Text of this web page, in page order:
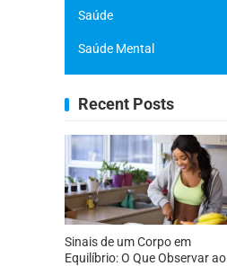
Saúde
Saúde Mental
Recent Posts
Sinais de um Corpo em
Equilíbrio: O Que Observar ao